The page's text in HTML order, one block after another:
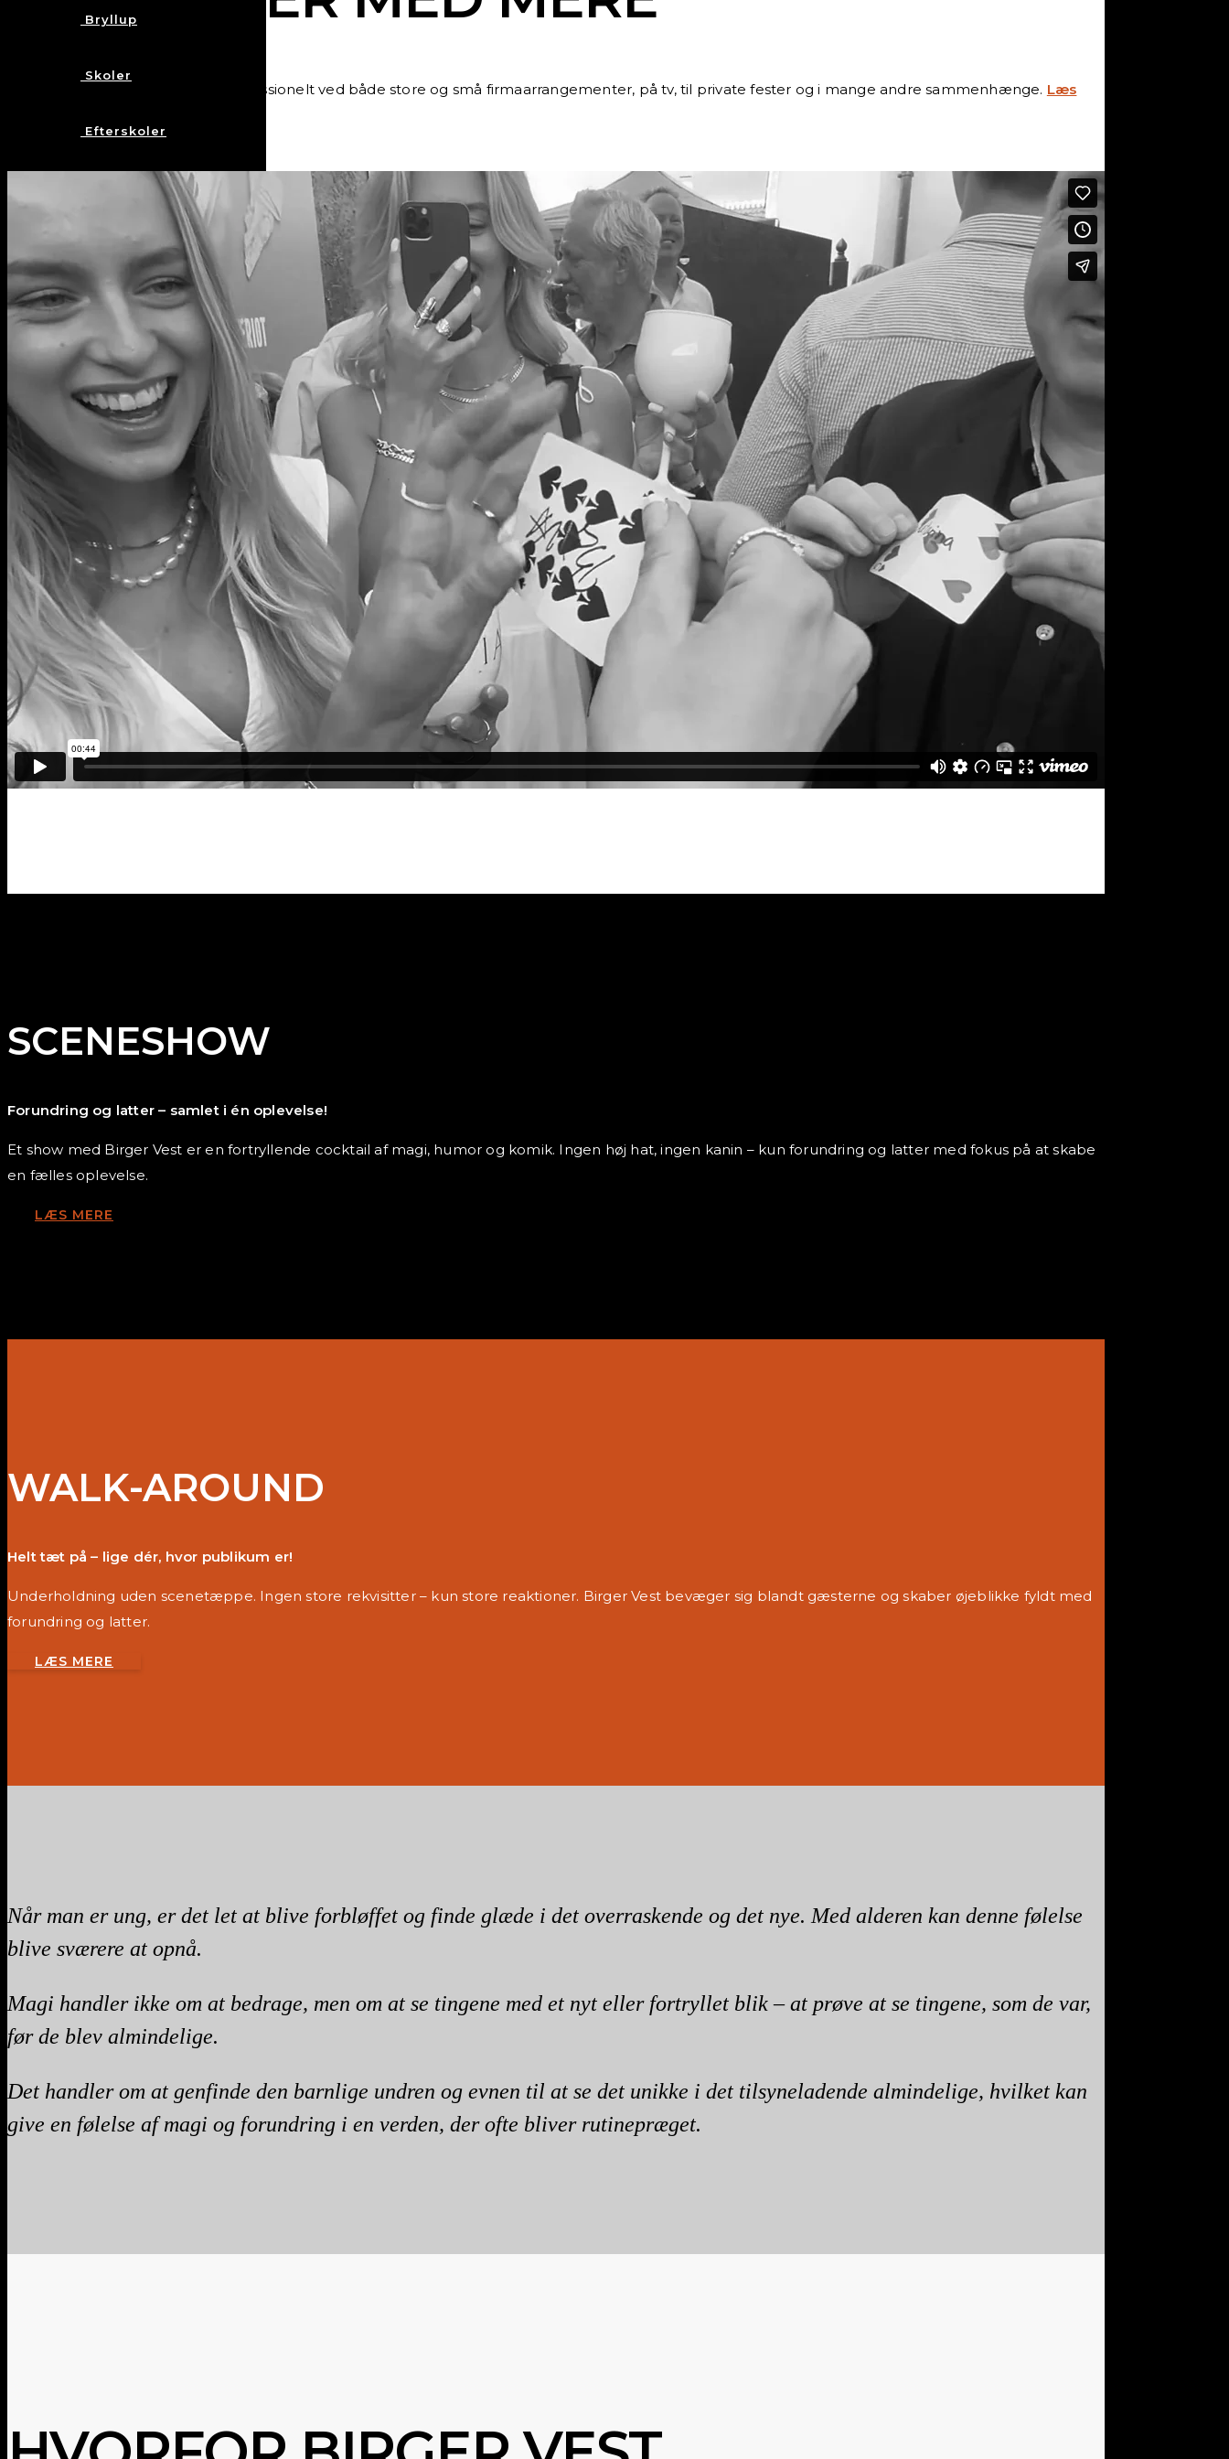
Bryllup
Skoler
Efterskoler
Børneunderholdning
Anbefalinger
Kunstnerisk Magiker
Book Birger Vest
I 20 år har Birger Vest optrådt professionelt ved både store og små firmaarrangementer, på tv, til private fester og i mange andre sammenhænge. Læs
SCENESHOW
Forundring og latter – samlet i én oplevelse!
Et show med Birger Vest er en fortryllende cocktail af magi, humor og komik. Ingen høj hat, ingen kanin – kun forundring og latter med fokus på at skabe
en fælles oplevelse.
LÆS MERE
WALK-AROUND
Helt tæt på – lige dér, hvor publikum er!
Underholdning uden scenetæppe. Ingen store rekvisitter – kun store reaktioner. Birger Vest bevæger sig blandt gæsterne og skaber øjeblikke fyldt med
forundring og latter.
LÆS MERE
Når man er ung, er det let at blive forbløffet og finde glæde i det overraskende og det nye. Med alderen kan denne følelse
blive sværere at opnå.
Magi handler ikke om at bedrage, men om at se tingene med et nyt eller fortryllet blik – at prøve at se tingene, som de var,
før de blev almindelige.
Det handler om at genfinde den barnlige undren og evnen til at se det unikke i det tilsyneladende almindelige, hvilket kan
give en følelse af magi og forundring i en verden, der ofte bliver rutinepræget.